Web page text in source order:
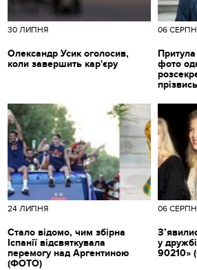
30 ЛИПНЯ
Олександр Усик оголосив,
коли завершить кар'єру
06
фото
24 ЛИПНЯ
Стало відомо, чим збірна
Іспанії відсвяткувала
перемогу над Аргентиною
(ФОТО)
06
у
90210»